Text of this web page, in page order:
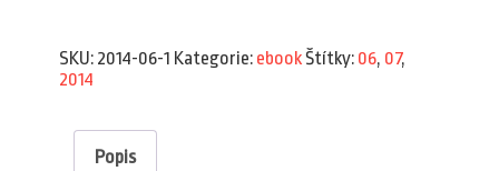
množství
SKU: 2014-06-1 Kategorie: ebookŠtítky: 06, 07,
2014
Popis